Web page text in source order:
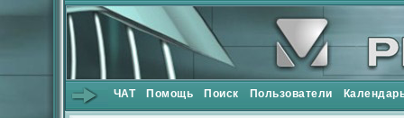
ЧАТ Помощь Поиск Пользователи